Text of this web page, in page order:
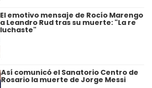
El emotivo mensaje de Rocío Marengo
a Leandro Rud tras su muerte: "La re
luchaste"
Así comunicó el Sanatorio Centro de
Rosario la muerte de Jorge Messi